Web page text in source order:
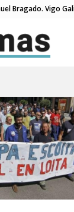
Bragado. Vigo